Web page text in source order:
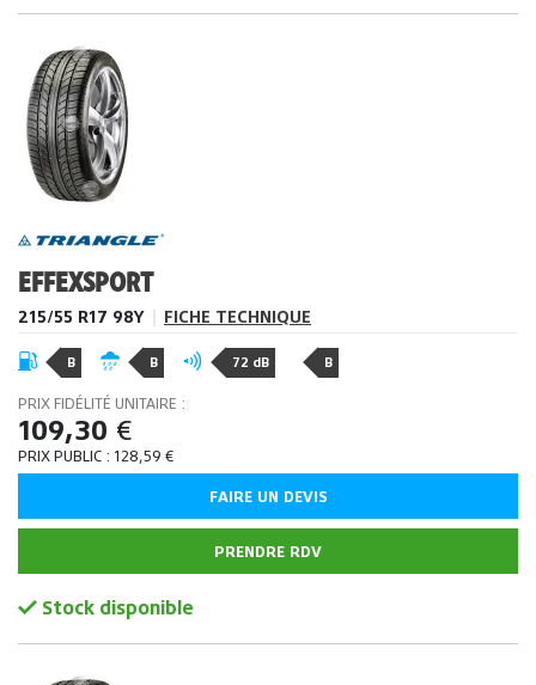
EFFEXSPORT
215/55 R17 98Y FICHE TECHNIQUE
B B 72 dB B
PRIX FIDÉLITÉ UNITAIRE :
109,30 €
PRIX PUBLIC : 128,59 €
FAIRE UN DEVIS
PRENDRE RDV
Stock disponible